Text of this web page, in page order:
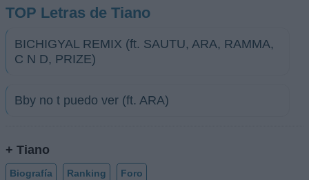
TOP Letras de Tiano
BICHIGYAL REMIX (ft. SAUTU, ARA, RAMMA,
C N D, PRIZE)
Bby no t puedo ver (ft. ARA)
+ Tiano
Biografía Ranking Foro